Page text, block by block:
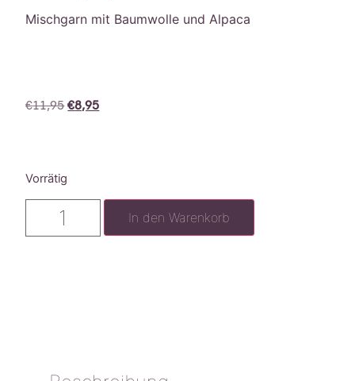
Mischgarn mit Baumwolle und Alpaca
€11,95 €8,95
Vorrätig
In den Warenkorb